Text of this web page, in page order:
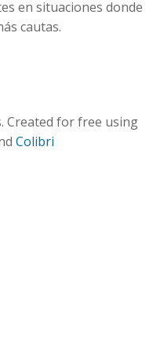
en situaciones donde
cautas.
Created for free using
Colibri